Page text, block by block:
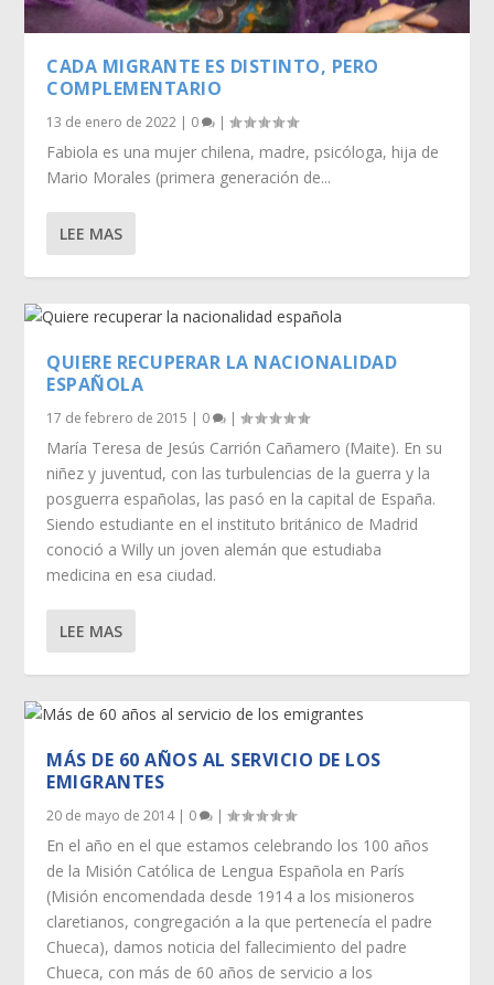
CADA MIGRANTE ES DISTINTO, PERO
COMPLEMENTARIO
13 de enero de 2022 | 0 |
Fabiola es una mujer chilena, madre, psicóloga, hija de
Mario Morales (primera generación de...
LEE MAS
QUIERE RECUPERAR LA NACIONALIDAD
ESPAÑOLA
17 de febrero de 2015 | 0 |
María Teresa de Jesús Carrión Cañamero (Maite). En su
niñez y juventud, con las turbulencias de la guerra y la
posguerra españolas, las pasó en la capital de España.
Siendo estudiante en el instituto británico de Madrid
conoció a Willy un joven alemán que estudiaba
medicina en esa ciudad.
LEE MAS
MÁS DE 60 AÑOS AL SERVICIO DE LOS
EMIGRANTES
20 de mayo de 2014| 0 |
En el año en el que estamos celebrando los 100 años
de la Misión Católica de Lengua Española en París
(Misión encomendada desde 1914 a los misioneros
claretianos, congregación a la que pertenecía el padre
Chueca), damos noticia del fallecimiento del padre
Chueca, con más de 60 años de servicio a los